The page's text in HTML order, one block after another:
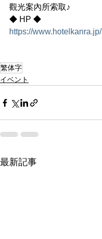
觀光案內所索取♪
◆ HP ◆
https://www.hotelkanra.jp/
繁体字
イベント
最新記事